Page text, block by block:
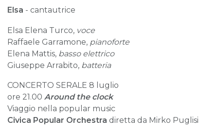
Elsa - cantautrice
Elsa Elena Turco, voce
Raffaele Garramone, pianoforte
Elena Mattis, basso elettrico
Giuseppe Arrabito, batteria
CONCERTO SERALE 8 luglio
ore 21.00 Around the clock
Viaggio nella popular music
Civica Popular Orchestra diretta da Mirko Puglisi